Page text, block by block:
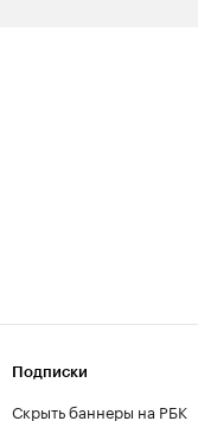
Подписки
Скрыть баннеры на РБК